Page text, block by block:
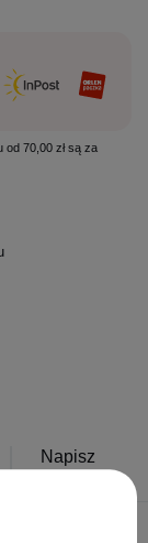
70,00 zł są za
Napisz